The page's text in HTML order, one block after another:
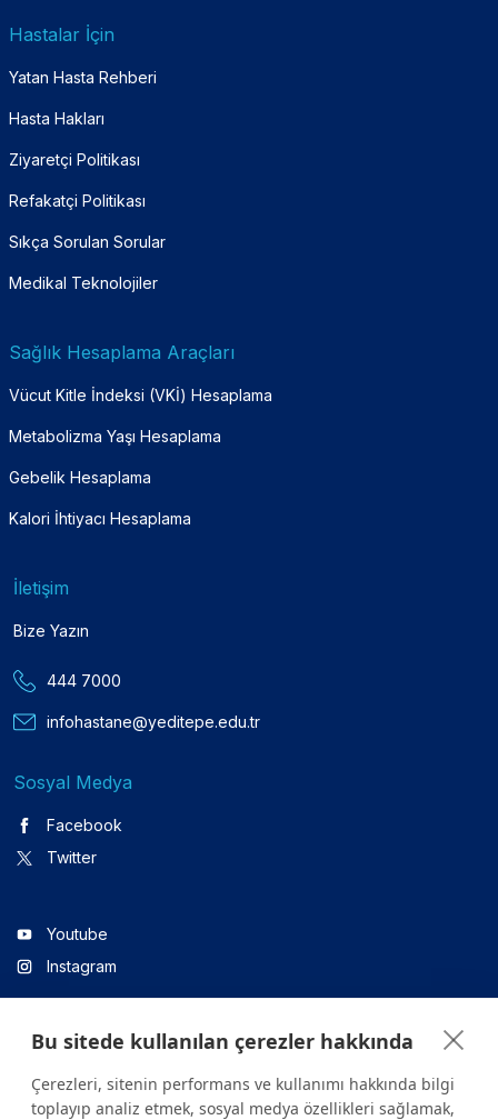
Hastalar İçin
Yatan Hasta Rehberi
Hasta Hakları
Ziyaretçi Politikası
Refakatçi Politikası
Sıkça Sorulan Sorular
Medikal Teknolojiler
Sağlık Hesaplama Araçları
Vücut Kitle İndeksi (VKİ) Hesaplama
Metabolizma Yaşı Hesaplama
Gebelik Hesaplama
Kalori İhtiyacı Hesaplama
İletişim
Bize Yazın
444 7000
infohastane@yeditepe.edu.tr
Sosyal Medya
Facebook
Twitter
Youtube
Instagram
Linkedin
Bu sitede kullanılan çerezler hakkında
Çerezleri, sitenin performans ve kullanımı hakkında bilgi
toplayıp analiz etmek, sosyal medya özellikleri sağlamak,